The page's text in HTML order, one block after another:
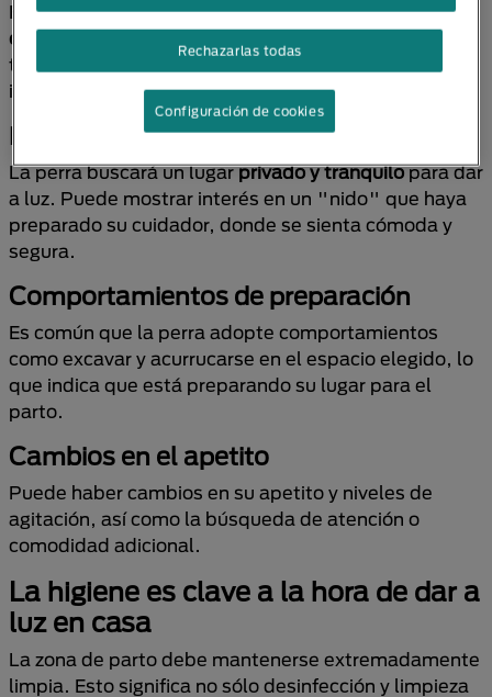
Es posible que la futura madre canina muestre
comportamientos diferentes de los usuales
. Como
tutor, debes estar atento a estos cambios, pues te
indicarán que la perrita está lista para iniciar el parto.
Búsqueda de un lugar tranquilo
La perra buscará un lugarprivado y tranquilopara dar
a luz. Puede mostrar interés en un "nido" que haya
preparado su cuidador, donde se sienta cómoda y
segura.
Comportamientos de preparación
Es común que la perra adopte comportamientos
como excavar y acurrucarse en el espacio elegido, lo
que indica que está preparando su lugar para el
parto.
Cambios en el apetito
Puede haber cambios en su apetito y niveles de
agitación, así como la búsqueda de atención o
comodidad adicional.
La higiene es clave a la hora de dar a
luz en casa
La zona de parto debe mantenerse extremadamente
limpia. Esto significa no sólo desinfección y limpieza
Rechazarlas todas
Configuración de cookies